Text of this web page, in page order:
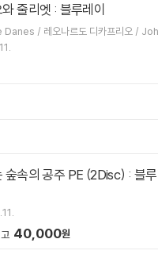
줄리엣 : 블루레이
Baz Luhrmann /
숲속의 공주 PE (2Disc) : 블
40,000원